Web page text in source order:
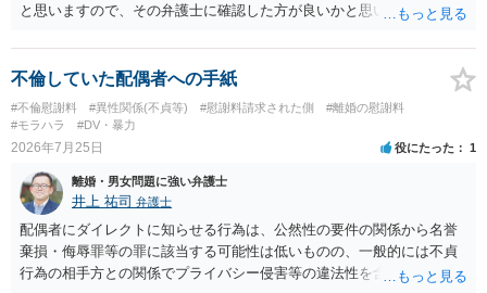
と思いますので、その弁護士に確認した方が良いかと思います。ご参
不倫していた配偶者への手紙
#不倫慰謝料 #異性関係(不貞等) #慰謝料請求された側
#離婚の慰謝料
#モラハラ
#DV・暴力
2026年7月25日 役にたった 1
離婚・男女問題に強い弁護士
井上 祐司 弁護士
配偶者にダイレクトに知らせる行為は、公然性の要件の関係から名誉
棄損・侮辱罪等の罪に該当する可能性は低いものの、一般的には不貞
行為の相手方との関係でプライバシー侵害等の違法性を含む行為で